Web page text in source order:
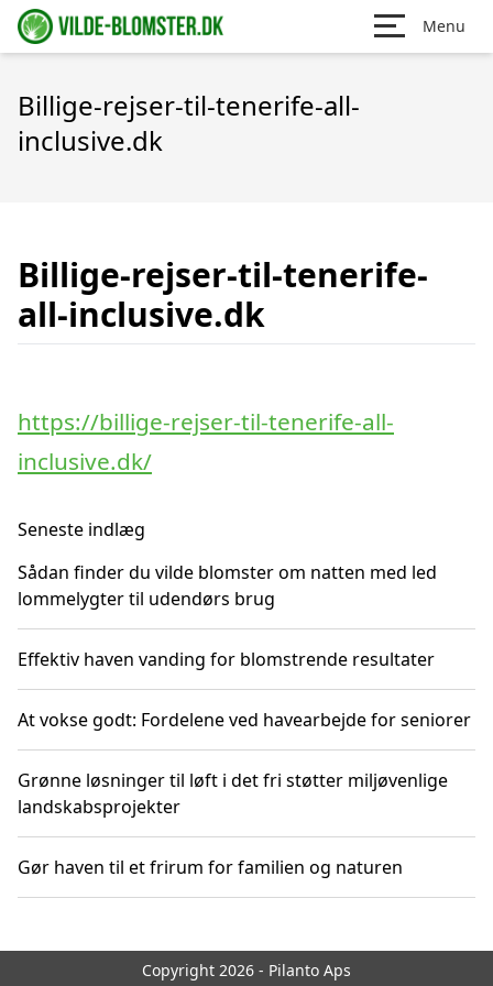
Menu
Billige-rejser-til-tenerife-all-
inclusive.dk
Billige-rejser-til-tenerife-
all-inclusive.dk
https://billige-rejser-til-tenerife-all-
inclusive.dk/
Seneste indlæg
Sådan finder du vilde blomster om natten med led
lommelygter til udendørs brug
Effektiv haven vanding for blomstrende resultater
At vokse godt: Fordelene ved havearbejde for seniorer
Grønne løsninger til løft i det fri støtter miljøvenlige
landskabsprojekter
Gør haven til et frirum for familien og naturen
Copyright 2026 - Pilanto Aps